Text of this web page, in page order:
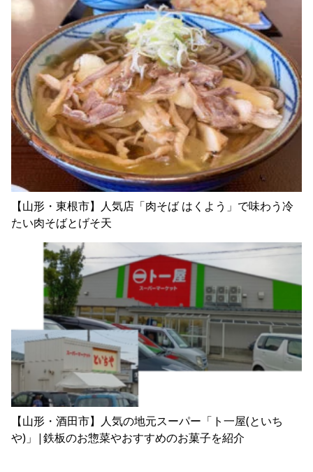
【山形・東根市】人気店「肉そば はくよう」で味わう冷
たい肉そばとげそ天
【山形・酒田市】人気の地元スーパー「ト一屋(といち
や)」|鉄板のお惣菜やおすすめのお菓子を紹介